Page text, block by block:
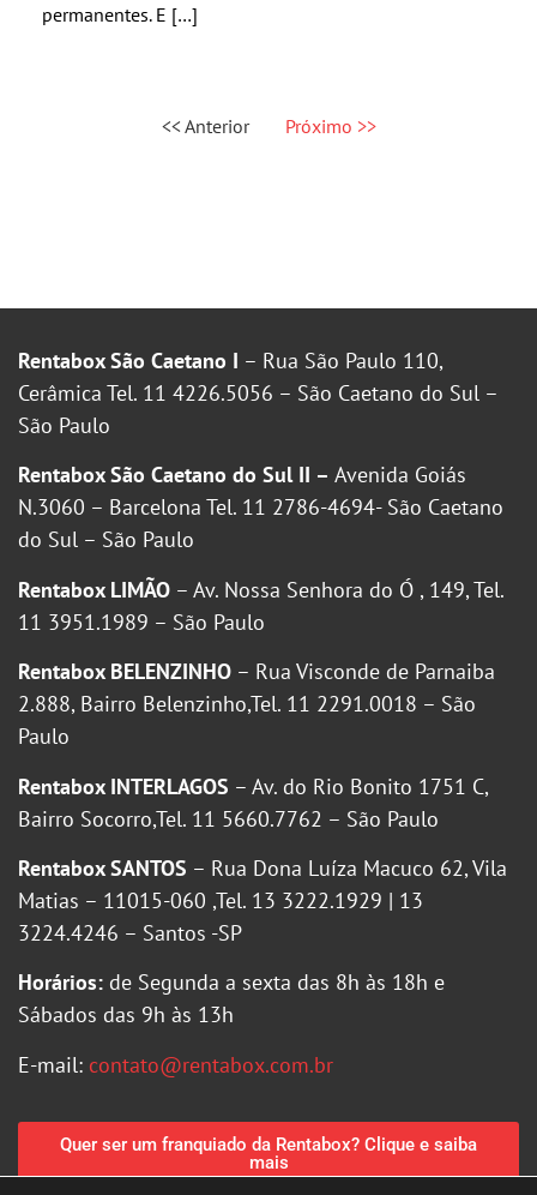
permanentes. E […]
<< Anterior Próximo >>
Rentabox São Caetano I – Rua São Paulo 110,
Cerâmica Tel. 11 4226.5056 – São Caetano do Sul –
São Paulo
Rentabox São Caetano do Sul II – Avenida Goiás
N.3060 – Barcelona Tel. 11 2786-4694- São Caetano
do Sul – São Paulo
Rentabox LIMÃO – Av. Nossa Senhora do Ó , 149, Tel.
11 3951.1989 – São Paulo
Rentabox BELENZINHO – Rua Visconde de Parnaiba
2.888, Bairro Belenzinho,Tel. 11 2291.0018 – São
Paulo
Rentabox INTERLAGOS – Av. do Rio Bonito 1751 C,
Bairro Socorro,Tel. 11 5660.7762 – São Paulo
Rentabox SANTOS – Rua Dona Luíza Macuco 62, Vila
Matias – 11015-060 ,Tel. 13 3222.1929 | 13
3224.4246 – Santos -SP
Horários: de Segunda a sexta das 8h às 18h e
Sábados das 9h às 13h
E-mail: contato@rentabox.com.br
Quer ser um franquiado da Rentabox? Clique e saiba
mais